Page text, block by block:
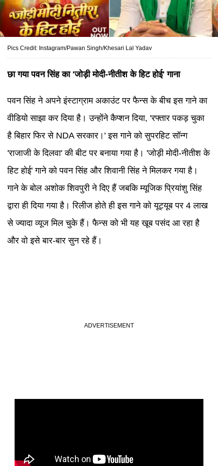
Pics Credit: Instagram/Pawan Singh/Khesari Lal Yadav
छा गया पवन सिंह का 'जोड़ी मोदी-नीतीश के हिट होई' गाना
पवन सिंह ने अपने इंस्टाग्राम अकाउंट पर फैन्स के बीच इस गाने का
वीडियो साझा कर दिया है। उन्होंने कैप्शन दिया, 'रफ्तार पकड़ चुका
है बिहार फिर से NDA सरकार।' इस गाने को सुपरहिट सॉन्ग
'राजाजी के दिलवा' की बीट पर बनाया गया है। 'जोड़ी मोदी-नीतीश के
हिट होई' गाने को पवन सिंह और शिवानी सिंह ने मिलकर गया है।
गाने के बोल अशोक शिवपुरी ने दिए हैं जबकि म्यूजिक प्रियांशु सिंह
द्वारा ही दिया गया है। रिलीज होते ही इस गाने को यूट्यूब पर 4 लाख
से ज्यादा व्यूज मिल चुके हैं। फैन्स को भी यह खूब पसंद आ रहा है
और वो इसे बार-बार सुन रहे हैं।